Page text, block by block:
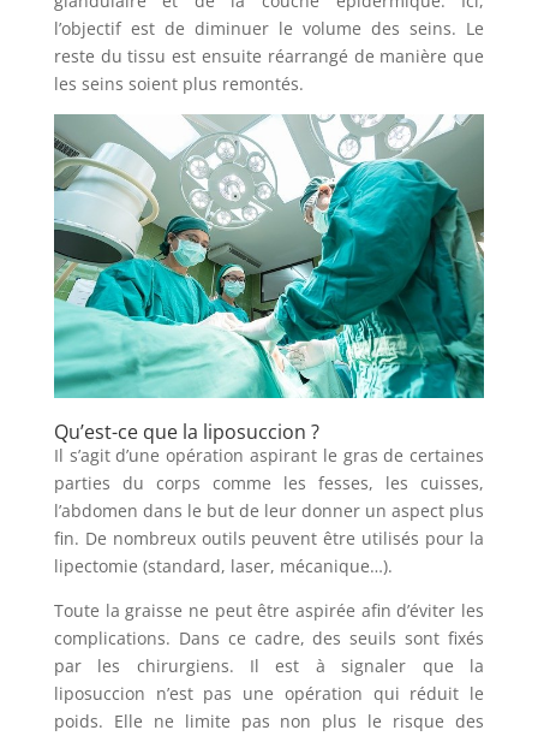
l’objectif est de diminuer le volume des seins. Le
reste du tissu est ensuite réarrangé de manière que
les seins soient plus remontés.
Qu’est-ce que la liposuccion ?
Il s’agit d’une opération aspirant le gras de certaines
parties du corps comme les fesses, les cuisses,
l’abdomen dans le but de leur donner un aspect plus
fin. De nombreux outils peuvent être utilisés pour la
lipectomie (standard, laser, mécanique…).
Toute la graisse ne peut être aspirée afin d’éviter les
complications. Dans ce cadre, des seuils sont fixés
par les chirurgiens. Il est à signaler que la
liposuccion n’est pas une opération qui réduit le
poids. Elle ne limite pas non plus le risque des